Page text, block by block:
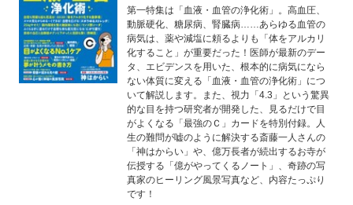
第一特集は「血液・血管の浄化術」。高血圧、
動脈硬化、糖尿病、腎臓病……あらゆる血管の
病気は、薬や減塩に頼るよりも「体をアルカリ
化すること」が重要だった！医師が最新のデー
タ、エビデンスを用いた、根本的に病気になら
ない体質に変える「血液・血管の浄化術」につ
いて解説します。また、視力「4.3」という驚異
的な目を持つ研究者が開発した、見るだけで目
がよくなる「最強のＣ」カードを特別付録。人
生の難問が嘘のように解決する斎藤一人さんの
「神はからい」や、億万長者が続出するお寺が
伝授する「億がやってくるノート」、奇跡の写
真家のヒーリング風景写真など、内容たっぷり
です！